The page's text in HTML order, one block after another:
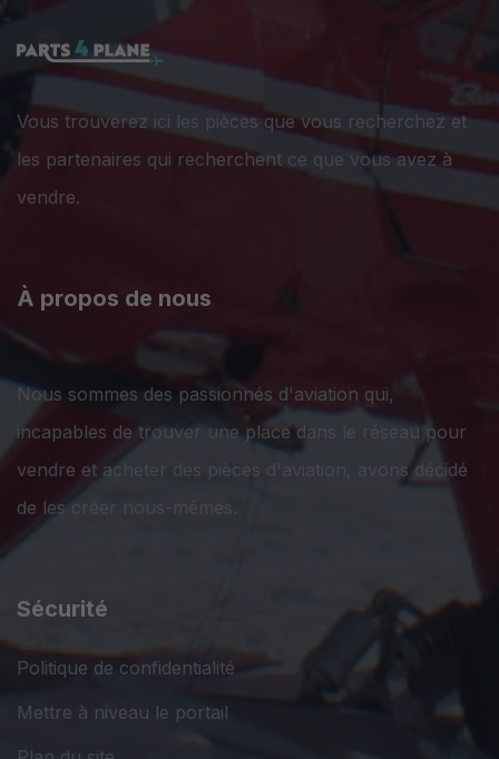
Vous trouverez ici les pièces que vous recherchez et
les partenaires qui recherchent ce que vous avez à
vendre.
À propos de nous
Nous sommes des passionnés d'aviation qui,
incapables de trouver une place dans le réseau pour
vendre et acheter des pièces d'aviation, avons décidé
de les créer nous-mêmes.
Sécurité
Politique de confidentialité
Mettre à niveau le portail